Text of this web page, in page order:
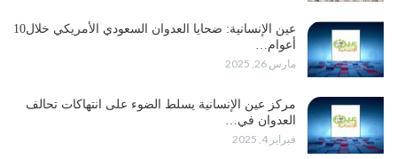
عين الإنسانية: ضحايا العدوان السعودي الأمريكي خلال10
أعوام…
مارس 26, 2025
مركز عين الإنسانية يسلط الضوء على انتهاكات تحالف
العدوان في…
فبراير 4, 2025